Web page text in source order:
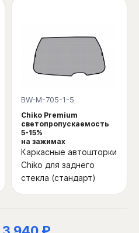
BW-M-705-1-5
Chiko Premium
светопропускаемость
5-15%
на зажимах
Каркасные автошторки
Chiko для заднего
стекла (стандарт)